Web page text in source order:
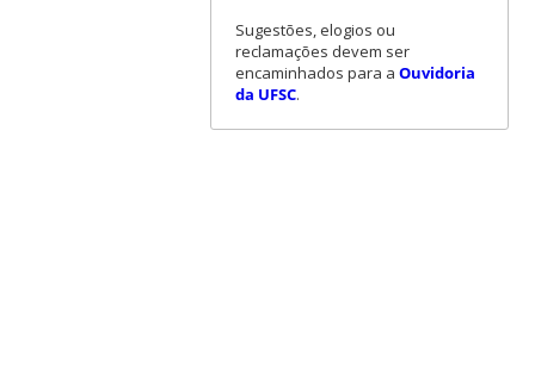
Sugestões, elogios ou
reclamações devem ser
encaminhados para a Ouvidoria
da UFSC.